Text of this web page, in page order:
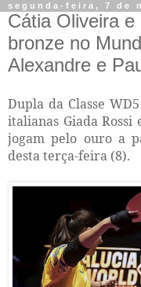
segunda-feira, 7 de
Cátia Oliveira
bronze no
Alexandre e
Dupla da Classe
italianas Giada
jogam pelo ouro a
desta terça-feira (8).